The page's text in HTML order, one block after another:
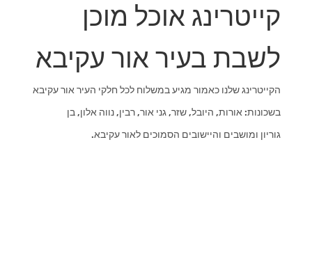
קייטרינג אוכל מוכן
לשבת בעיר אור עקיבא
הקייטרינג שלנו כאמור מגיע במשלוח לכל חלקי העיר אור עקיבא
בשכונות: אורות, היובל, שזר, גני אור, רבין, נווה אלון, בן
גוריון ומושבים והיישובים הסמוכים לאור עקיבא.